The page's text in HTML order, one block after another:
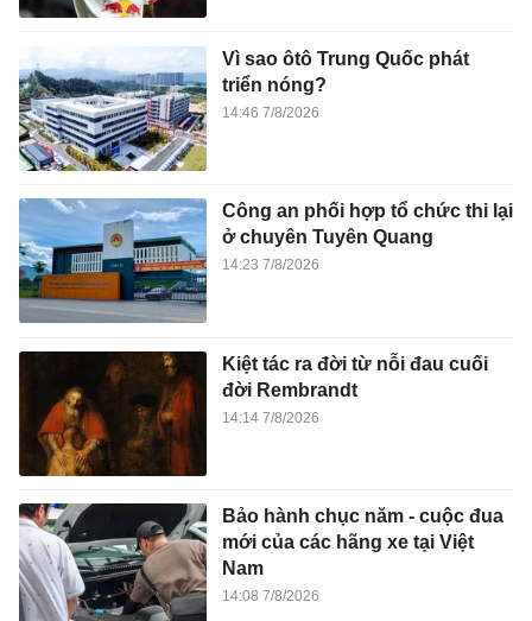
Vì sao ôtô Trung Quốc phát
triển nóng?
14:46 7/8/2026
Công an phối hợp tổ chức thi lại
ở chuyên Tuyên Quang
14:23 7/8/2026
Kiệt tác ra đời từ nỗi đau cuối
đời Rembrandt
14:14 7/8/2026
Bảo hành chục năm - cuộc đua
mới của các hãng xe tại Việt
Nam
14:08 7/8/2026